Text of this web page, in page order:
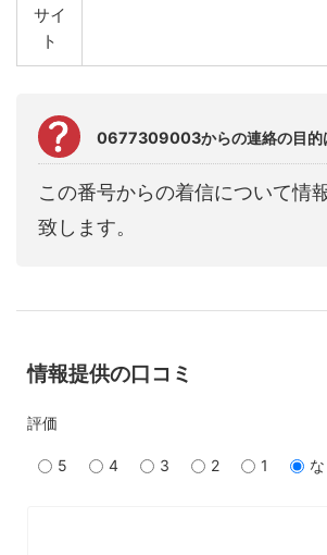
サイ
ト
0677309003からの連絡の目的
この番号からの着信について情
致します。
情報提供の口コミ
評価
5 4 3 2 1